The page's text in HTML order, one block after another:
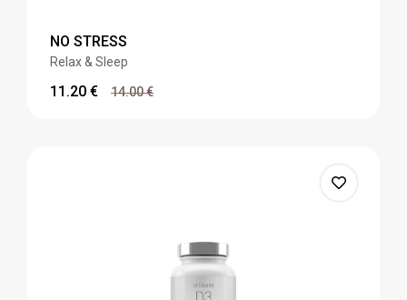
NO STRESS
Relax & Sleep
11.20 € 14.00€